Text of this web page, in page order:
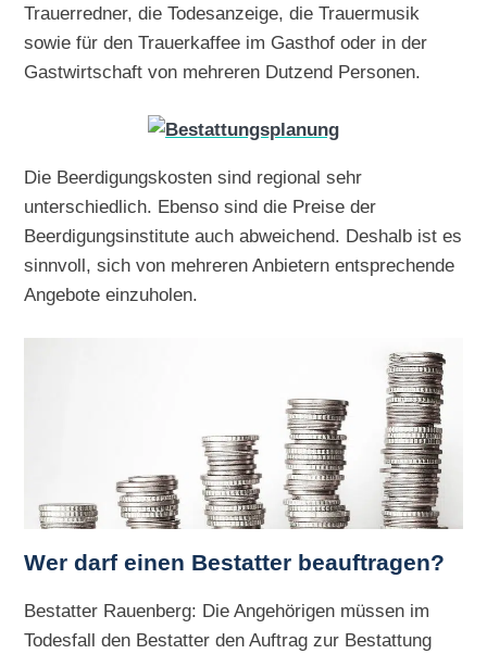
Trauerredner, die Todesanzeige, die Trauermusik
sowie für den Trauerkaffee im Gasthof oder in der
Gastwirtschaft von mehreren Dutzend Personen.
Die Beerdigungskosten sind regional sehr
unterschiedlich. Ebenso sind die Preise der
Beerdigungsinstitute auch abweichend. Deshalb ist es
sinnvoll, sich von mehreren Anbietern entsprechende
Angebote einzuholen.
Wer darf einen Bestatter beauftragen?
Bestatter Rauenberg: Die Angehörigen müssen im
Todesfall den Bestatter den Auftrag zur Bestattung